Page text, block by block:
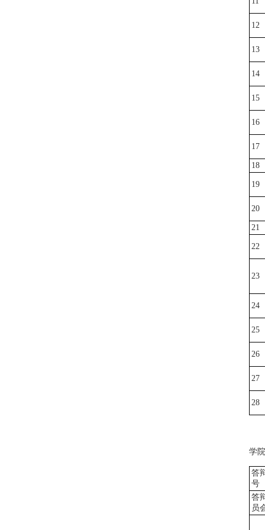
12
13
14
15
16
17
18
19
20
21
22
23
24
25
26
27
28
学
答
号
答
员